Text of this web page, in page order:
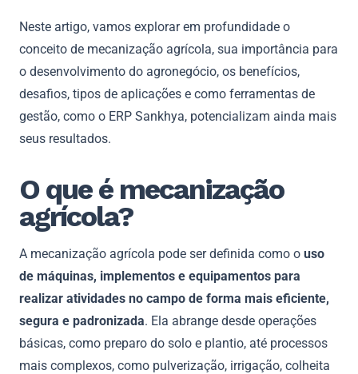
Neste artigo, vamos explorar em profundidade o
conceito de mecanização agrícola, sua importância para
o desenvolvimento do agronegócio, os benefícios,
desafios, tipos de aplicações e como ferramentas de
gestão, como o ERP Sankhya, potencializam ainda mais
seus resultados.
O que é mecanização
agrícola?
A mecanização agrícola pode ser definida como o uso
de máquinas, implementos e equipamentos para
realizar atividades no campo de forma mais eficiente,
segura e padronizada. Ela abrange desde operações
básicas, como preparo do solo e plantio, até processos
mais complexos, como pulverização, irrigação, colheita